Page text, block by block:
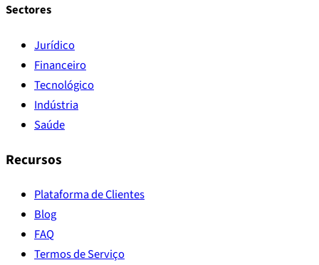
Sectores
Jurídico
Financeiro
Tecnológico
Indústria
Saúde
Recursos
Plataforma de Clientes
Blog
FAQ
Termos de Serviço